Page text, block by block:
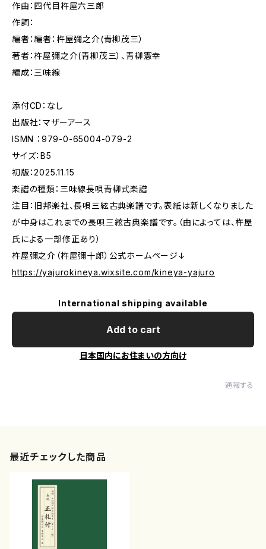
作曲：四代目杵屋六三郎
作詞：
編者：編者：杵屋彌之介(青柳茂三）
著者：杵屋彌之介(青柳茂三）、青柳憲幸
編成：三味線
添付CD：なし
出版社：マザーアース
ISMN ：979-0-65004-079-2
サイズ：B5
初版：2025.11.15
楽譜の種類：三味線長唄青柳式楽譜
注目：旧邦楽社、長唄三絃古典楽譜です。表紙は新しくなりました
が中身はこれまでの長唄三絃古典楽譜です。（曲によっては、杵屋
氏による一部修正あり）
杵屋彌之介（杵屋彌十郎）公式ホームページ↓
https://yajurokineya.wixsite.com/kineya-yajuro
International shipping available
Add to cart
日本国内にお住まいの方向け
通報する
最近チェックした商品